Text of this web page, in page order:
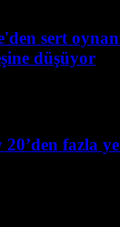
sert
düşüyor
20’den fazla